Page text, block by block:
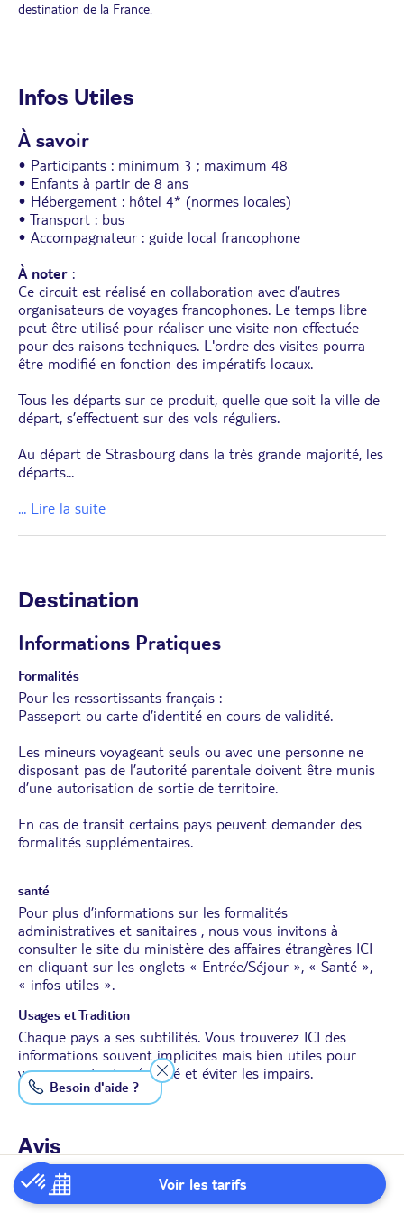
Voir les tarifs
destination de la France.
Infos Utiles
À savoir
• Participants : minimum 3 ; maximum 48
• Enfants à partir de 8 ans
• Hébergement : hôtel 4* (normes locales)
• Transport : bus
• Accompagnateur : guide local francophone
À noter :
Ce circuit est réalisé en collaboration avec d’autres
organisateurs de voyages francophones. Le temps libre
peut être utilisé pour réaliser une visite non effectuée
pour des raisons techniques. L'ordre des visites pourra
être modifié en fonction des impératifs locaux.
Tous les départs sur ce produit, quelle que soit la ville de
départ, s’effectuent sur des vols réguliers.
Au départ de Strasbourg dans la très grande majorité, les
départs...
... Lire la suite
Destination
Informations Pratiques
Formalités
Pour les ressortissants français :
Passeport ou carte d’identité en cours de validité.
Les mineurs voyageant seuls ou avec une personne ne
disposant pas de l’autorité parentale doivent être munis
d’une autorisation de sortie de territoire.
En cas de transit certains pays peuvent demander des
formalités supplémentaires.
santé
Pour plus d’informations sur les formalités
administratives et sanitaires , nous vous invitons à
consulter le site du ministère des affaires étrangères ICI
en cliquant sur les onglets « Entrée/Séjour », « Santé »,
« infos utiles ».
Usages et Tradition
Chaque pays a ses subtilités. Vous trouverez ICI des
informations souvent implicites mais bien utiles pour
voyager en toute sérénité et éviter les impairs.
Avis
*Conditions de l'offre App
: *30 € de réduction par dossier pour les 500 premières
Besoin d'aide ?